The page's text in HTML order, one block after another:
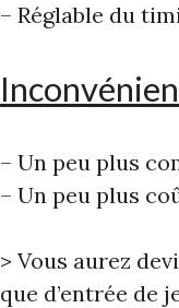
– Réglable du
– Un peu plus
– Un peu plus
> Vous aurez
que d’entrée de